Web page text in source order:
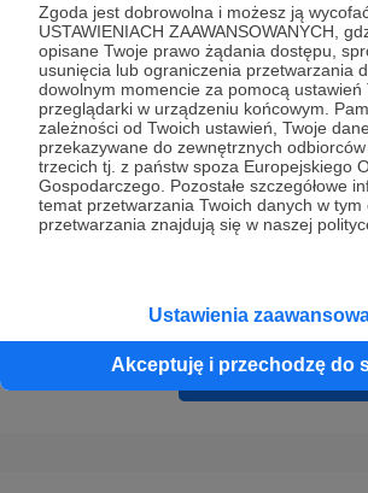
Zgoda jest dobrowolna i możesz ją
USTAWIENIACH ZAAWANSOWANYCH,
opisane Twoje prawo żądania dostępu,
usunięcia lub ograniczenia przetwarzania
dowolnym momencie za pomocą ustawień
przeglądarki w urządzeniu końcowym.
zależności od Twoich ustawień, Twoje
przekazywane do zewnętrznych
trzecich tj. z państw spoza Europejskiego
Gospodarczego. Pozostałe szczegółowe
temat przetwarzania Twoich danych w tym
przetwarzania znajdują się w naszej
Ustawienia
Akceptuję i przechodzę do
* Wyrażam zgodę na przetwarzanie
osobowych podanych w formularzu
prawidłowego świadczenia usług serwisu
Wyrażam zgodę na otrzymywanie drogą
informacji handlowych - newslettera.
zmieniona w ustawieniach konta.
Cofnij Zarejestruj się i